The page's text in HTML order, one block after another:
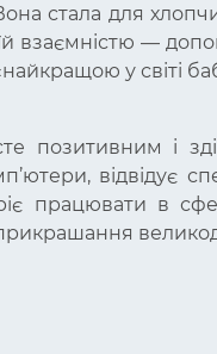
стала для
взаємністю —
у світі
позитивним і
відвідує
працювати в